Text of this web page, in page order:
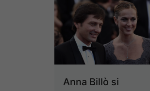
Anna Billò si